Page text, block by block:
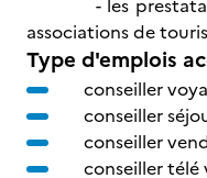
- les
associations de
Type d'emplois
conseiller
conseiller
conseiller
conseiller télé